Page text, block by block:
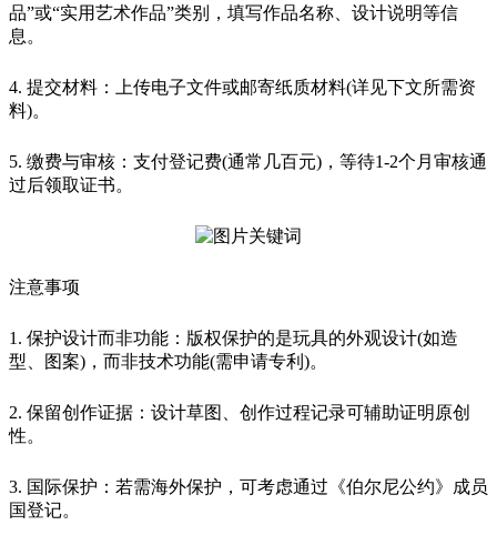
品”或“实用艺术作品”类别，填写作品名称、设计说明等信
息。
4. 提交材料：上传电子文件或邮寄纸质材料(详见下文所需资
料)。
5. 缴费与审核：支付登记费(通常几百元)，等待1-2个月审核通
过后领取证书。
注意事项
1. 保护设计而非功能：版权保护的是玩具的外观设计(如造
型、图案)，而非技术功能(需申请专利)。
2. 保留创作证据：设计草图、创作过程记录可辅助证明原创
性。
3. 国际保护：若需海外保护，可考虑通过《伯尔尼公约》成员
国登记。